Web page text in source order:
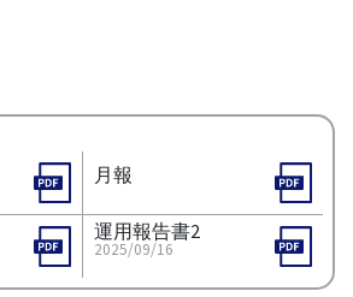
月報
運用報告書2
2025/09/16